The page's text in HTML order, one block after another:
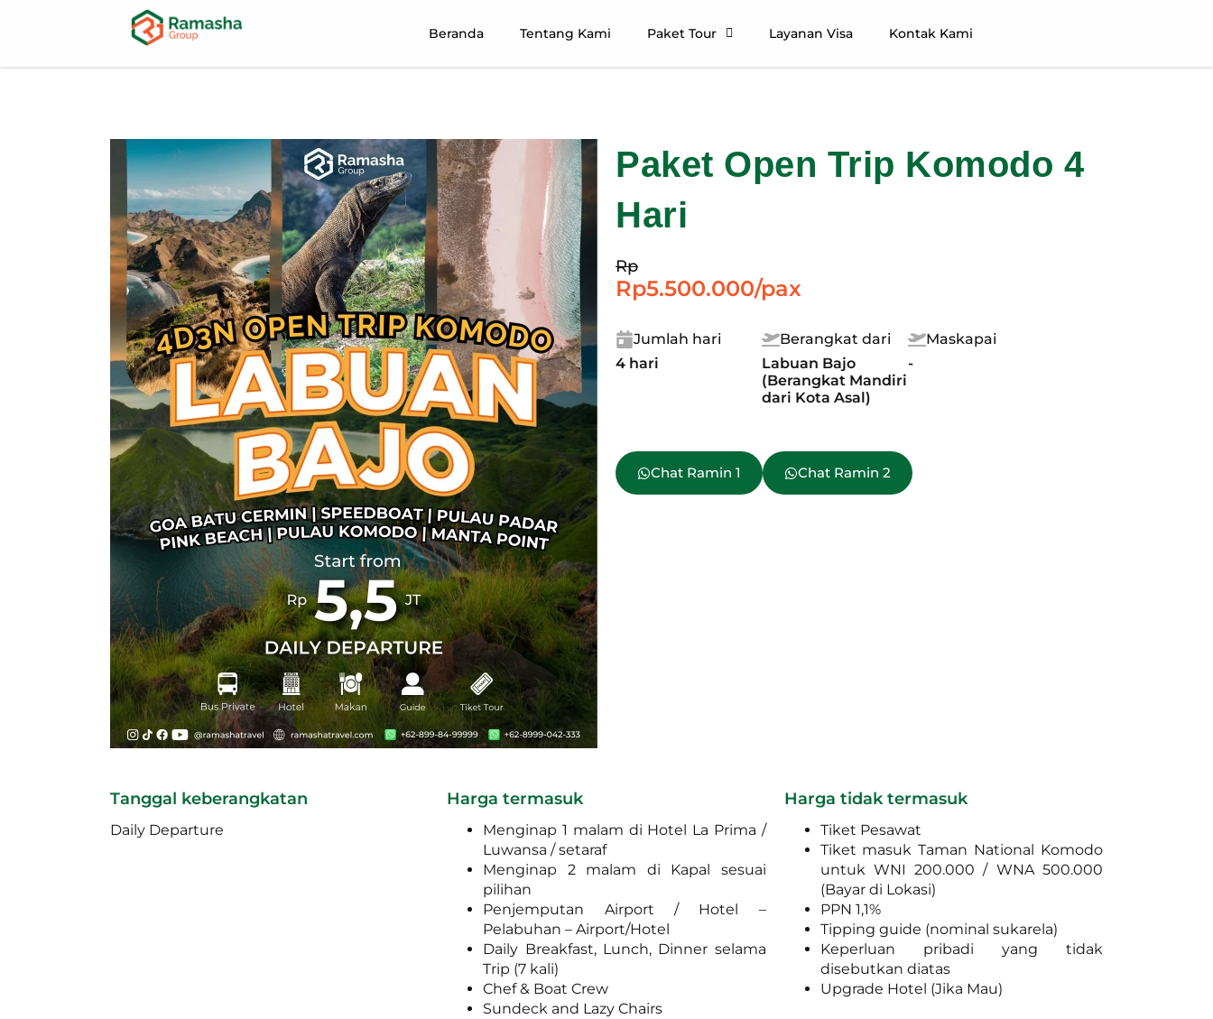
Beranda Tentang Kami Paket Tour Layanan Visa Kontak Kami
Paket Open Trip Komodo 4
Hari
Rp
Rp5.500.000/pax
Jumlah hari
4 hari
Berangkat dari
Labuan Bajo
(Berangkat Mandiri
dari Kota Asal)
Maskapai
-
Chat Ramin 1 Chat Ramin 2
Tanggal keberangkatan
Daily Departure
Harga termasuk
Menginap 1 malam di Hotel La Prima /
Luwansa / setaraf
Menginap 2 malam di Kapal sesuai
pilihan
Penjemputan Airport / Hotel –
Pelabuhan – Airport/Hotel
Daily Breakfast, Lunch, Dinner selama
Trip (7 kali)
Chef & Boat Crew
Sundeck and Lazy Chairs
Harga tidak termasuk
Tiket Pesawat
Tiket masuk Taman National Komodo
untuk WNI 200.000 / WNA 500.000
(Bayar di Lokasi)
PPN 1,1%
Tipping guide (nominal sukarela)
Keperluan pribadi yang tidak
disebutkan diatas
Upgrade Hotel (Jika Mau)